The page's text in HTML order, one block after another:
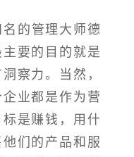
的管理大师德
要的目的就是
察力。当然，
业都是作为营
是赚钱，用什
们的产品和服